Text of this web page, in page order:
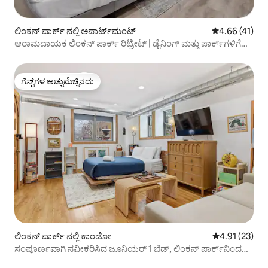
ಲಿಂಕನ್ ಪಾರ್ಕ್ ನಲ್ಲಿ ಅಪಾರ್ಟ್‌ಮಂಟ್ 5 ರಲ್ಲಿ 4.66
4.66 (41)
ಆರಾಮದಾಯಕ ಲಿಂಕನ್ ಪಾರ್ಕ್ ರಿಟ್ರೀಟ್ | ಡೈನಿಂಗ್ ಮತ್ತು ಪಾರ್ಕ್‌ಗಳಿಗೆ
ಗೆಸ್ಟ್‌ಗಳ ಅಚ್ಚುಮೆಚ್ಚಿನದು
ಗೆಸ್ಟ್‌ಗಳ ಅಚ್ಚುಮೆಚ್ಚಿನದು
ಲಿಂಕನ್ ಪಾರ್ಕ್ ನಲ್ಲಿ ಕಾಂಡೋ 5 ರಲ್ಲಿ 4.91
4.91 (23)
ಸಂಪೂರ್ಣವಾಗಿ ನವೀಕರಿಸಿದ ಜೂನಿಯರ್ 1 ಬೆಡ್, ಲಿಂಕನ್ ಪಾರ್ಕ್‌ನಿಂದ